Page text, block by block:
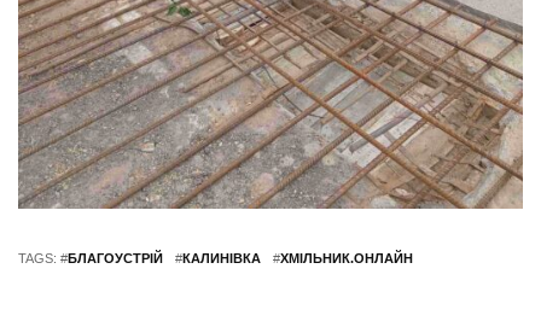
TAGS: #БЛАГОУСТРІЙ #КАЛИНІВКА #ХМІЛЬНИК.ОНЛАЙН